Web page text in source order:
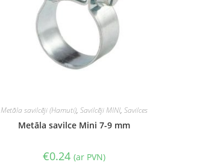
Metāla savilcēji (Hamuti), Savilcēji MINI, Savilces
Metāla savilce Mini 7-9 mm
€0.24 (ar PVN)